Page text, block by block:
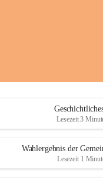
Lesezeit 3
Wahlergebnis der
Lesezeit 1